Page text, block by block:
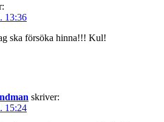
13:36
ska försöka hinna!!! Kul!
skriver:
15:24